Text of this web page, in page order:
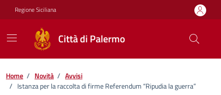
Vai ai contenuti
Vai al footer
Regione Siciliana
Città di Palermo
Home / Novità / Avvisi
/ Istanza per la raccolta di firme Referendum “Ripudia la guerra”